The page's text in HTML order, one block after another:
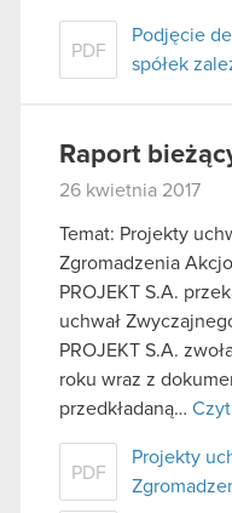
PDF
Podjęcie
spółek
Raport
26 kwietnia 2017
Temat: Projekty
Zgromadzenia
PROJEKT S.A.
uchwał
PROJEKT S.A.
roku wraz z
przedkładaną…
PDF
Projekty